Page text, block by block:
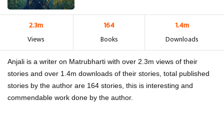
2.3m
Views
164
Books
1.4m
Downloads
Anjali is a writer on Matrubharti with over 2.3m views of their
stories and over 1.4m downloads of their stories, total published
stories by the author are 164 stories, this is interesting and
commendable work done by the author.